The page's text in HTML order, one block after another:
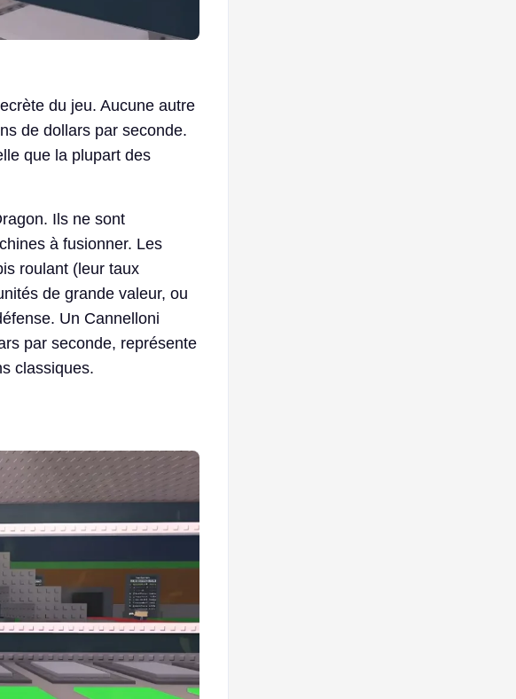
du jeu. Aucune autre
de dollars par seconde.
que la plupart des
Ils ne sont
à fusionner. Les
roulant (leur taux
de grande valeur, ou
Un Cannelloni
par seconde, représente
classiques.